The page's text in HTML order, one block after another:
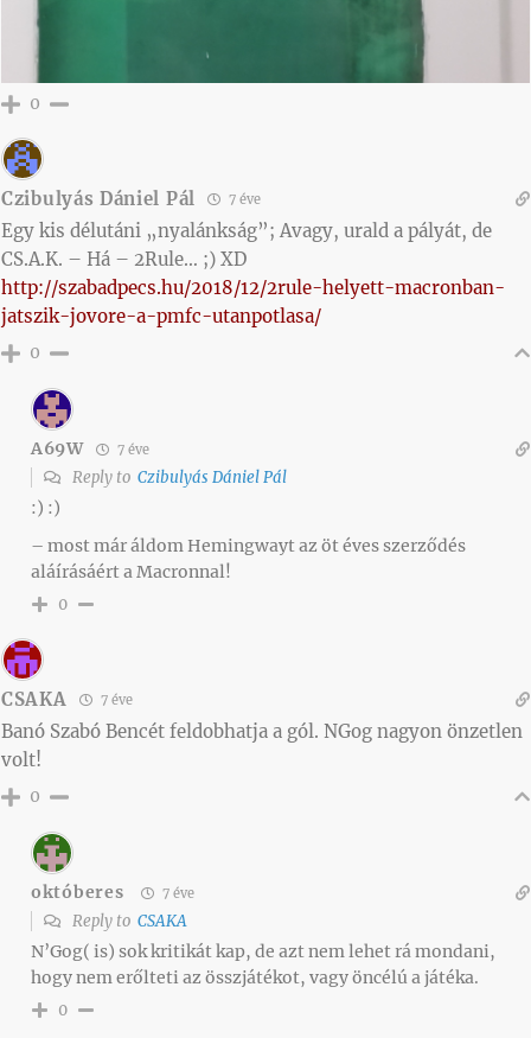
0
Czibulyás Dániel Pál 7 éve
Egy kis délutáni „nyalánkság”; Avagy, urald a pályát, de
CS.A.K. – Há – 2Rule… ;) XD
http://szabadpecs.hu/2018/12/2rule-helyett-macronban-
jatszik-jovore-a-pmfc-utanpotlasa/
0
A69W 7 éve
Reply to Czibulyás Dániel Pál
:) :)
– most már áldom Hemingwayt az öt éves szerződés
aláírásáért a Macronnal!
0
CSAKA 7 éve
Banó Szabó Bencét feldobhatja a gól. NGog nagyon önzetlen
volt!
0
októberes 7 éve
Reply to CSAKA
N’Gog( is) sok kritikát kap, de azt nem lehet rá mondani,
hogy nem erőlteti az összjátékot, vagy öncélú a játéka.
0